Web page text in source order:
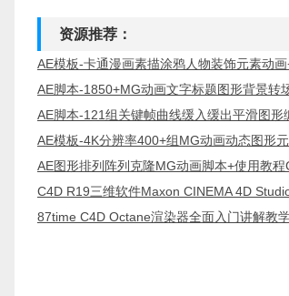
资源推荐：
AE模板-卡通漫画素描涂鸦人物装饰元素动
AE脚本-1850+MG动画文字标题图形背景转
AE脚本-121组关键帧曲线缓入缓出平滑图
AE模板-4K分辨率400+组MG动画动态图形
AE图形排列阵列克隆MG动画脚本+使用教
C4D R19三维软件Maxon CINEMA 4D
87time C4D Octane渲染器全面入门讲解教